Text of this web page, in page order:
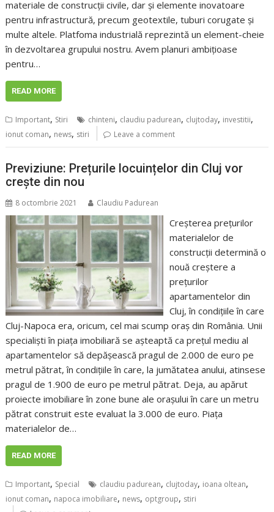
materiale de construcții civile, dar și elemente inovatoare
pentru infrastructură, precum geotextile, tuburi corugate și
multe altele. Platfoma industrială reprezintă un element-cheie
în dezvoltarea grupului nostru. Avem planuri ambițioase
pentru…
READ MORE
Important, Stiri chinteni, claudiu padurean, clujtoday, investitii,
ionut coman, news, stiri Leave a comment
Previziune: Prețurile locuințelor din Cluj vor
crește din nou
8 octombrie 2021 Claudiu Padurean
Creșterea prețurilor
materialelor de
construcții determină o
nouă creștere a
prețurilor
apartamentelor din
Cluj, în condițiile în care
Cluj-Napoca era, oricum, cel mai scump oraș din România. Unii
specialiști în piața imobiliară se așteaptă ca prețul mediu al
apartamentelor să depășească pragul de 2.000 de euro pe
metrul pătrat, în condițiile în care, la jumătatea anului, atinsese
pragul de 1.900 de euro pe metrul pătrat. Deja, au apărut
proiecte imobiliare în zone bune ale orașului în care un metru
pătrat construit este evaluat la 3.000 de euro. Piața
materialelor de…
READ MORE
Important, Special claudiu padurean, clujtoday, ioana oltean,
ionut coman, napoca imobiliare, news, optgroup, stiri